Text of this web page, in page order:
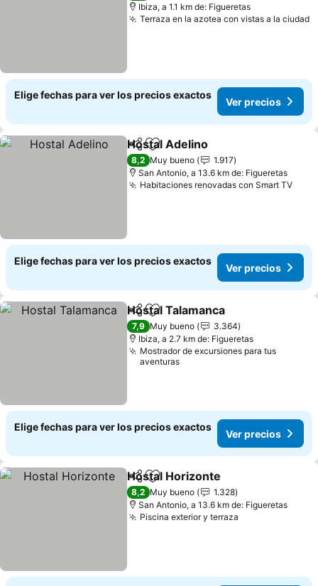
Ibiza, a 1.1 km de: Figueretas
Terraza en la azotea con vistas a la ciudad
Elige fechas para ver los precios exactos
Ver precios
CompartirAgregar a favoritos
Hostal Adelino
8,2 Muy bueno
1.917
San Antonio, a 13.6 km de: Figueretas
Habitaciones renovadas con Smart TV
Elige fechas para ver los precios exactos
Ver precios
CompartirAgregar a favoritos
Hostal Talamanca
7,9 Muy bueno
3.364
Ibiza, a 2.7 km de: Figueretas
Mostrador de excursiones para tus
aventuras
Elige fechas para ver los precios exactos
Ver precios
CompartirAgregar a favoritos
Hostal Horizonte
8,2 Muy bueno
1.328
San Antonio, a 13.6 km de: Figueretas
Piscina exterior y terraza